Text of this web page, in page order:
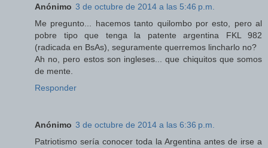
Anónimo 3 de octubre de 2014 a las 5:46 p.m.
Me pregunto... hacemos tanto quilombo por esto, pero al
pobre tipo que tenga la patente argentina FKL 982
(radicada en BsAs), seguramente querremos lincharlo no?
Ah no, pero estos son ingleses... que chiquitos que somos
de mente.
Responder
Anónimo 3 de octubre de 2014 a las 6:36 p.m.
Patriotismo sería conocer toda la Argentina antes de irse a